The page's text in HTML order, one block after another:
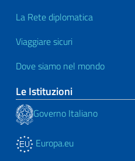
La Rete diplomatica
Viaggiare sicuri
Dove siamo nel mondo
Le Istituzioni
Governo Italiano
Europa.eu